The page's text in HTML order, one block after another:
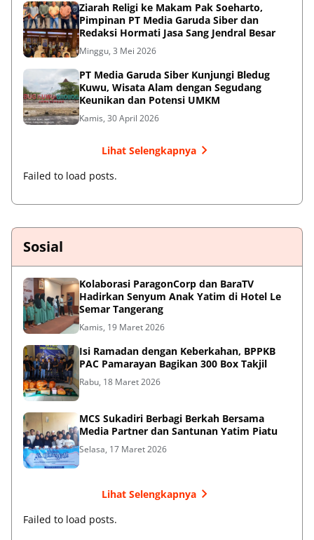
Ziarah Religi ke Makam Pak Soeharto,
Pimpinan PT Media Garuda Siber dan
Redaksi Hormati Jasa Sang Jendral Besar
Minggu, 3 Mei 2026
PT Media Garuda Siber Kunjungi Bledug
Kuwu, Wisata Alam dengan Segudang
Keunikan dan Potensi UMKM
Kamis, 30 April 2026
Lihat Selengkapnya
Failed to load posts.
Sosial
Kolaborasi ParagonCorp dan BaraTV
Hadirkan Senyum Anak Yatim di Hotel Le
Semar Tangerang
Kamis, 19 Maret 2026
Isi Ramadan dengan Keberkahan, BPPKB
PAC Pamarayan Bagikan 300 Box Takjil
Rabu, 18 Maret 2026
MCS Sukadiri Berbagi Berkah Bersama
Media Partner dan Santunan Yatim Piatu
Selasa, 17 Maret 2026
Lihat Selengkapnya
Failed to load posts.